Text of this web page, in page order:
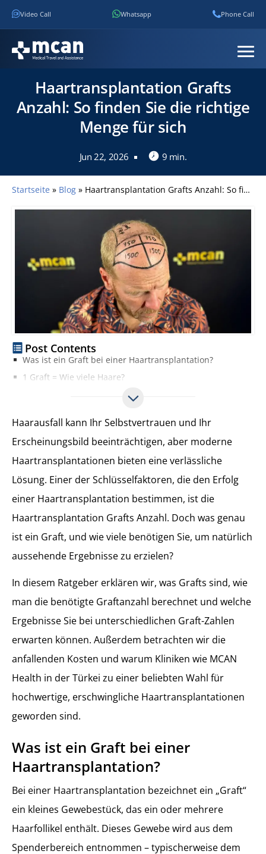
Video Call Whatsapp Phone Call
Haartransplantation Grafts
Anzahl: So finden Sie die richtige
Menge für sich
Jun 22, 2026 9 min.
Startseite » Blog » Haartransplantation Grafts Anzahl: So finden Sie die richtige Menge für sich
Post Contents
Was ist ein Graft bei einer Haartransplantation?
1 Graft = Wie viele Haare?
Wie berechnet man die Haartransplantation Grafts Anzahl
Welche Ergebnisse kann man je nach Graft-Anzahl erwarten?
FAQ zu Haartransplantations-Grafts
Was ist die maximale Graftanzahl, die in einer Sitzung transplantiert werden kann?
Wie viele Grafts benötige ich für eine natürlich aussehende Haarlinie?
Kann ich eine große Graft-Anzahl auf mehrere Sitzungen aufteilen?
Wie berechne ich die benötigte Graft-Anzahl für meine Tonsur?
Wie viele Haare enthält typischerweise 1 Graft?
Was passiert, wenn ich in Zukunft zusätzliche Grafts benötige?
Beeinflusst die Graft-Anzahl die Kosten der Haartransplantation?
Wie stellen Chirurgen sicher, dass Grafts gleichmäßig gesetzt werden?
Haartransplantation Türkei: Unbegrenzte Grafts mit MCAN Health
Haarausfall kann Ihr Selbstvertrauen und Ihr
Erscheinungsbild beeinträchtigen, aber moderne
Haartransplantationen bieten eine verlässliche
Lösung. Einer der Schlüsselfaktoren, die den Erfolg
einer Haartransplantation bestimmen, ist die
Haartransplantation Grafts Anzahl. Doch was genau
ist ein Graft, und wie viele benötigen Sie, um natürlich
aussehende Ergebnisse zu erzielen?
In diesem Ratgeber erklären wir, was Grafts sind, wie
man die benötigte Graftanzahl berechnet und welche
Ergebnisse Sie bei unterschiedlichen Graft-Zahlen
erwarten können. Außerdem betrachten wir die
anfallenden Kosten und warum Kliniken wie MCAN
Health in der Türkei zu einer beliebten Wahl für
hochwertige, erschwingliche Haartransplantationen
geworden sind.
Was ist ein Graft bei einer
Haartransplantation?
Bei einer Haartransplantation bezeichnet ein „Graft“
ein kleines Gewebestück, das ein oder mehrere
Haarfollikel enthält. Dieses Gewebe wird aus dem
Spenderbereich entnommen – typischerweise dem